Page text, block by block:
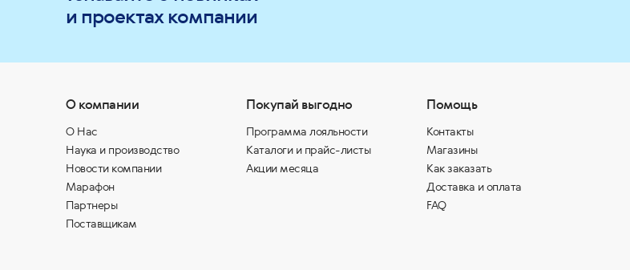
и проектах компании
О компании
О Нас
Наука и производство
Новости компании
Марафон
Партнеры
Поставщикам
Покупай выгодно
Программа лояльности
Каталоги и прайс-листы
Акции месяца
Помощь
Контакты
Магазины
Как заказать
Доставка и оплата
FAQ